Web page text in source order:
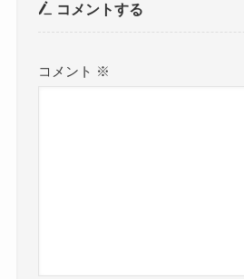
コメントする
コメント ※